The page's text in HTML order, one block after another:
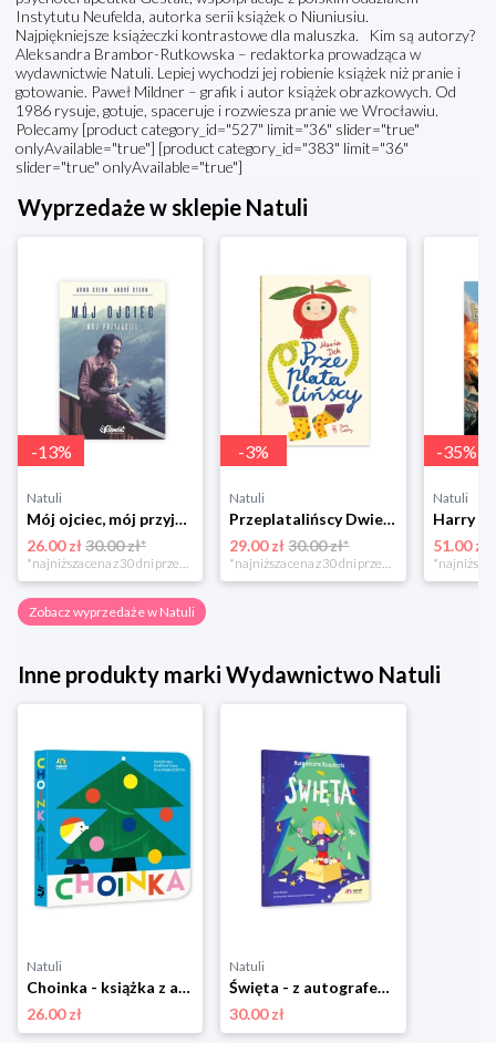
Instytutu Neufelda, autorka serii książek o Niuniusiu.
Najpiękniejsze książeczki kontrastowe dla maluszka. Kim są autorzy?
Aleksandra Brambor-Rutkowska – redaktorka prowadząca w
wydawnictwie Natuli. Lepiej wychodzi jej robienie książek niż pranie i
gotowanie. Paweł Mildner – grafik i autor książek obrazkowych. Od
1986 rysuje, gotuje, spaceruje i rozwiesza pranie we Wrocławiu.
Polecamy [product category_id="527" limit="36" slider="true"
onlyAvailable="true"] [product category_id="383" limit="36"
slider="true" onlyAvailable="true"]
Wyprzedaże w sklepie Natuli
-13%
Natuli
Mój ojciec, mój przyjaciel Element
26.00 zł30.00 zł*
*najniższa cena z 30 dni przed obniżką
-3%
Natuli
Przeplatalińscy Dwie siostry
29.00 zł 30.00 zł*
*najniższa cena z 30 dni przed obniżką
-35%
Natuli
51.00 zł
Zobacz wyprzedaże w Natuli
Inne produkty marki Wydawnictwo Natuli
Natuli
Choinka - książka z autografem autorki Wydawnictwo natuli
26.00 zł
Natuli
Święta - z autografem autorki Wydawnictwo natuli
30.00 zł